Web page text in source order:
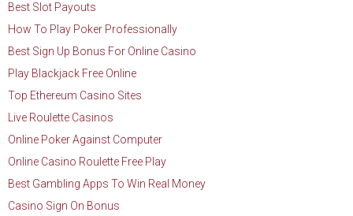
Best Slot Payouts
How To Play Poker Professionally
Best Sign Up Bonus For Online Casino
Play Blackjack Free Online
Top Ethereum Casino Sites
Live Roulette Casinos
Online Poker Against Computer
Online Casino Roulette Free Play
Best Gambling Apps To Win Real Money
Casino Sign On Bonus